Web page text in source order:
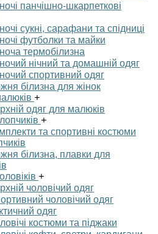
панчішно-шкарпеткові
сукні, сарафани та спідниці
футболки та майки
термобілизна
нічний та домашній одяг
спортивний одяг
білизна для жінок
+
одяг для малюків
+
та спортивні костюми
білизна, плавки для
+
чоловічий одяг
чоловічий одяг
одяг
костюми та піджаки